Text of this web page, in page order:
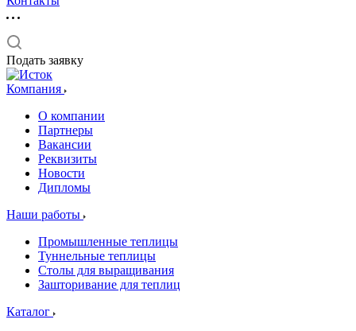
Подать заявку
Компания
О компании
Партнеры
Вакансии
Реквизиты
Новости
Дипломы
Наши работы
Промышленные теплицы
Туннельные теплицы
Столы для выращивания
Зашторивание для теплиц
Каталог